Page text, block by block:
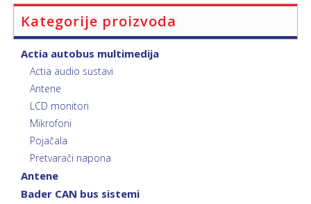
Kategorije proizvoda
Actia autobus multimedija
Actia audio sustavi
Antene
LCD monitori
Mikrofoni
Pojačala
Pretvarači napona
Antene
Bader CAN bus sistemi